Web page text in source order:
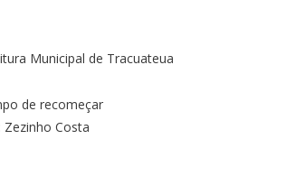
Municipal de Tracuateua
de recomeçar
Zezinho Costa